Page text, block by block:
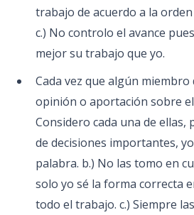
trabajo de acuerdo a la
c.) No controlo el avance
mejor su trabajo que yo.
Cada vez que algún
opinión o aportación sobre
Considero cada una de ellas,
de decisiones importantes,
palabra. b.) No las tomo en
solo yo sé la forma correcta
todo el trabajo.​ c.) Siempre